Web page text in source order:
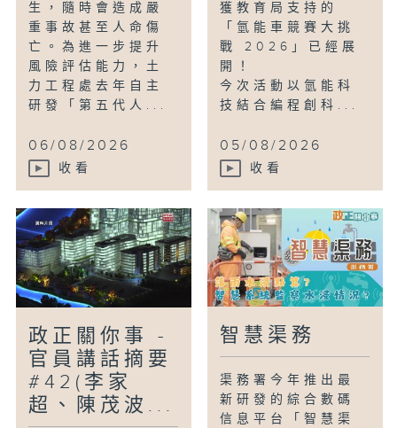
生，隨時會造成嚴
重事故甚至人命傷
亡。為進一步提升
風險評估能力，土
力工程處去年自主
研發「第五代人...
06/08/2026
收看
獲教育局支持的
「氫能車競賽大挑
戰 2026」已經展
開！
今次活動以氫能科
技結合編程創科...
05/08/2026
收看
政正關你事 -
官員講話摘要
#42(李家
超、陳茂波...
智慧渠務
渠務署今年推出最
新研發的綜合數碼
信息平台「智慧渠